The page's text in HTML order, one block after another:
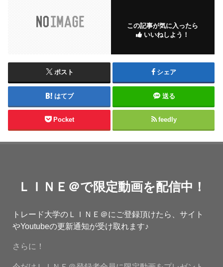
この記事が気に入ったら
いいねしよう！
ポスト シェア
はてブ 送る
Pocket feedly
ＬＩＮＥ＠で限定動画を配信中！
トレード大学のＬＩＮＥ＠にご登録頂けたら、サイト
やYoutubeの更新通知が受け取れます♪
さらに！